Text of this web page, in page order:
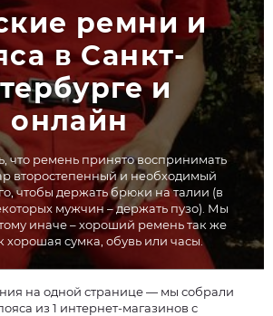
ремни и
в Санкт-
и
онлайн
что ремень принято воспринимать
второстепенный и необходимый
чтобы держать брюки на талии (в
мужчин – держать пузо). Мы
иначе – хороший ремень так же
хорошая сумка, обувь или часы.
на одной странице — мы собрали
из 1 интернет-магазинов с